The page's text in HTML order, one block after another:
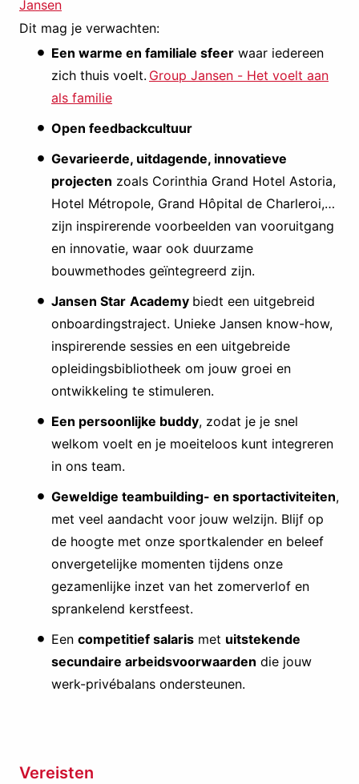
Jansen
Dit mag je verwachten:
Een warme en familiale sfeer waar iedereen
zich thuis voelt. Group Jansen - Het voelt aan
als familie
Open feedbackcultuur
Gevarieerde, uitdagende, innovatieve
projecten zoals Corinthia Grand Hotel Astoria,
Hotel Métropole, Grand Hôpital de Charleroi,…
zijn inspirerende voorbeelden van vooruitgang
en innovatie, waar ook duurzame
bouwmethodes geïntegreerd zijn.
Jansen Star Academy biedt een uitgebreid
onboardingstraject. Unieke Jansen know-how,
inspirerende sessies en een uitgebreide
opleidingsbibliotheek om jouw groei en
ontwikkeling te stimuleren.
Een persoonlijke buddy, zodat je je snel
welkom voelt en je moeiteloos kunt integreren
in ons team.
Geweldige teambuilding- en sportactiviteiten,
met veel aandacht voor jouw welzijn. Blijf op
de hoogte met onze sportkalender en beleef
onvergetelijke momenten tijdens onze
gezamenlijke inzet van het zomerverlof en
sprankelend kerstfeest.
Een competitief salaris met uitstekende
secundaire arbeidsvoorwaarden die jouw
werk-privébalans ondersteunen.
Vereisten